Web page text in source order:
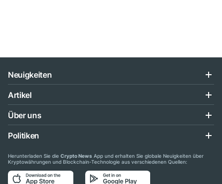
Neuigkeiten
Artikel
Über uns
Politiken
Herunterladen Sie die Crypto News App und erhalten Sie globale Neuigkeiten über
Kryptowährungen und Blockchain-Technologie aus verschiedenen Quellen: